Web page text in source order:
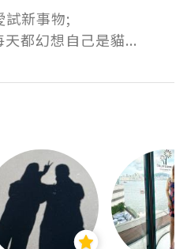
試新事物;
都幻想自己是貓...